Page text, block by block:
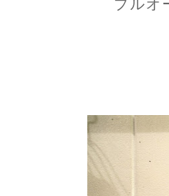
プルオ